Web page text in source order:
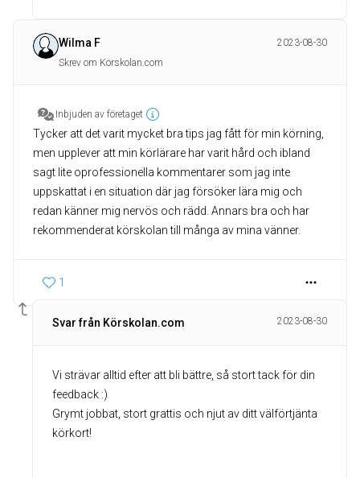
Wilma F
2023-08-30
Skrev om Körskolan.com
Inbjuden av företaget
Tycker att det varit mycket bra tips jag fått för min körning,
men upplever att min körlärare har varit hård och ibland
sagt lite oprofessionella kommentarer som jag inte
uppskattat i en situation där jag försöker lära mig och
redan känner mig nervös och rädd. Annars bra och har
rekommenderat körskolan till många av mina vänner.
1
Svar från Körskolan.com 2023-08-30
Vi strävar alltid efter att bli bättre, så stort tack för din
feedback :)
Grymt jobbat, stort grattis och njut av ditt välförtjänta
körkort!